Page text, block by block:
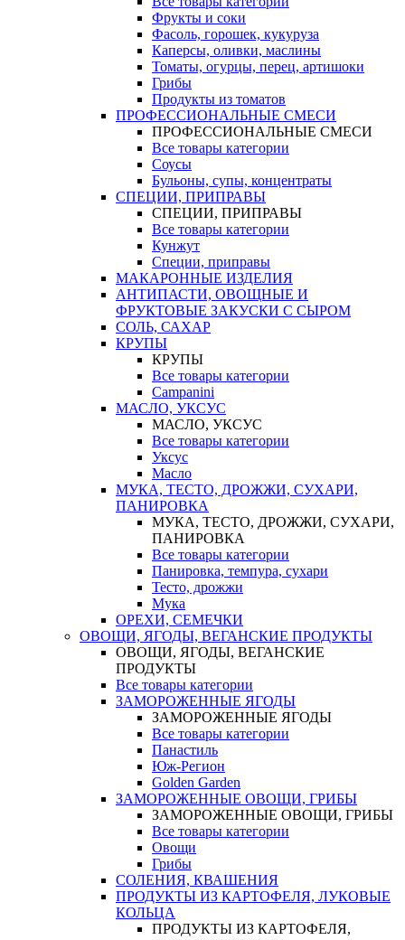
Фрукты и соки
Фасоль, горошек, кукуруза
Каперсы, оливки, маслины
Томаты, огурцы, перец, артишоки
Грибы
Продукты из томатов
ПРОФЕССИОНАЛЬНЫЕ СМЕСИ
ПРОФЕССИОНАЛЬНЫЕ СМЕСИ
Все товары категории
Соусы
Бульоны, супы, концентраты
СПЕЦИИ, ПРИПРАВЫ
СПЕЦИИ, ПРИПРАВЫ
Все товары категории
Кунжут
Специи, приправы
МАКАРОННЫЕ ИЗДЕЛИЯ
АНТИПАСТИ, ОВОЩНЫЕ И
ФРУКТОВЫЕ ЗАКУСКИ С СЫРОМ
СОЛЬ, САХАР
КРУПЫ
КРУПЫ
Все товары категории
Campanini
МАСЛО, УКСУС
МАСЛО, УКСУС
Все товары категории
Уксус
Масло
МУКА, ТЕСТО, ДРОЖЖИ, СУХАРИ,
ПАНИРОВКА
МУКА, ТЕСТО, ДРОЖЖИ, СУХАРИ,
ПАНИРОВКА
Все товары категории
Панировка, темпура, сухари
Тесто, дрожжи
Мука
ОРЕХИ, СЕМЕЧКИ
ОВОЩИ, ЯГОДЫ, ВЕГАНСКИЕ ПРОДУКТЫ
ОВОЩИ, ЯГОДЫ, ВЕГАНСКИЕ
ПРОДУКТЫ
Все товары категории
ЗАМОРОЖЕННЫЕ ЯГОДЫ
ЗАМОРОЖЕННЫЕ ЯГОДЫ
Все товары категории
Панастиль
Юж-Регион
Golden Garden
ЗАМОРОЖЕННЫЕ ОВОЩИ, ГРИБЫ
ЗАМОРОЖЕННЫЕ ОВОЩИ, ГРИБЫ
Все товары категории
Овощи
Грибы
СОЛЕНИЯ, КВАШЕНИЯ
ПРОДУКТЫ ИЗ КАРТОФЕЛЯ, ЛУКОВЫЕ
КОЛЬЦА
ПРОДУКТЫ ИЗ КАРТОФЕЛЯ,